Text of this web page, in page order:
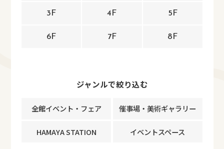
3F 4F 5F
6F 7F 8F
ジャンルで絞り込む
全館イベント・フェア 催事場・美術ギャラリー
HAMAYA STATION イベントスペース